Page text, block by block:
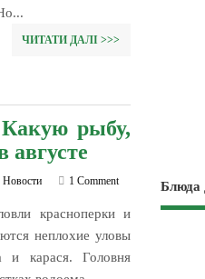
ЧИТАТИ ДАЛІ >>>
рыбу,
августе
Новости 1 Comment
красноперки и
неплохие уловы
и карася. Головня
Блюда